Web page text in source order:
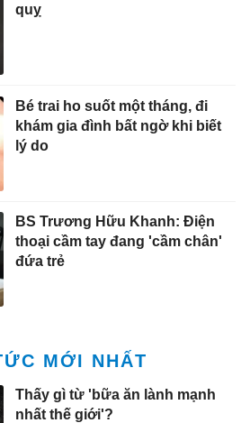
quỵ
Bé trai ho suốt một tháng, đi
khám gia đình bất ngờ khi biết
lý do
BS Trương Hữu Khanh: Điện
thoại cầm tay đang 'cầm chân'
đứa trẻ
MỚI NHẤT
Thấy gì từ 'bữa ăn lành mạnh
nhất thế giới'?